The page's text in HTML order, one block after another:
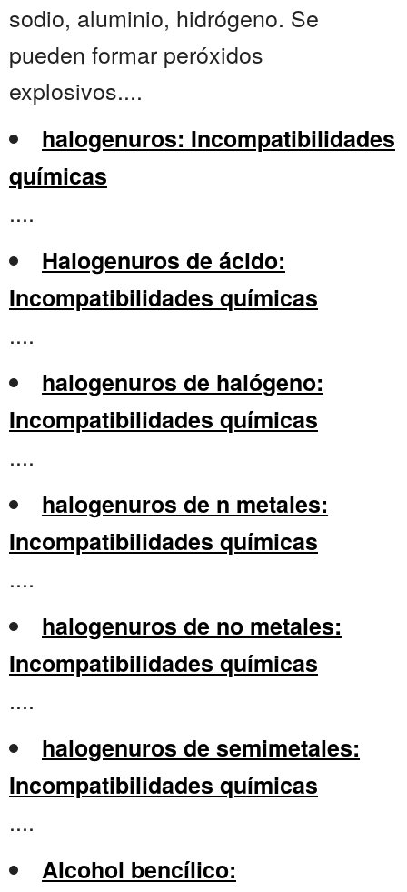
sodio, aluminio, hidrógeno. Se
pueden formar peróxidos
explosivos....
halogenuros: Incompatibilidades
químicas
....
Halogenuros de ácido:
Incompatibilidades químicas
....
halogenuros de halógeno:
Incompatibilidades químicas
....
halogenuros de n metales:
Incompatibilidades químicas
....
halogenuros de no metales:
Incompatibilidades químicas
....
halogenuros de semimetales:
Incompatibilidades químicas
....
Alcohol bencílico: